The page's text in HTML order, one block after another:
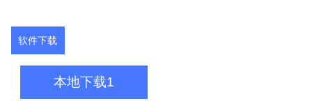
软件下载
本地下载1